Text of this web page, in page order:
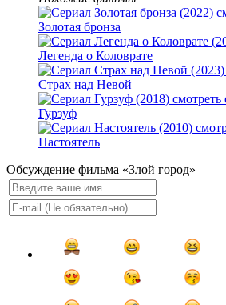
Золотая бронза
Легенда о Коловрате
Страх над Невой
Гурзуф
Настоятель
Обсуждение фильма «Злой город»